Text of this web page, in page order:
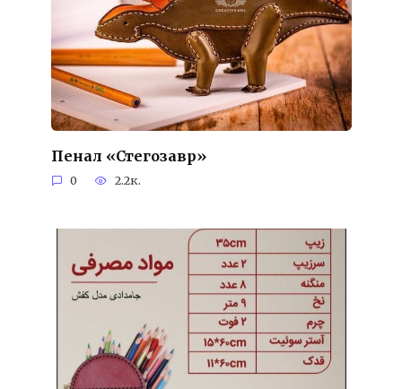
Пенал «Стегозавр»
0 2.2к.